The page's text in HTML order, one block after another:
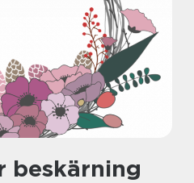
beskärning